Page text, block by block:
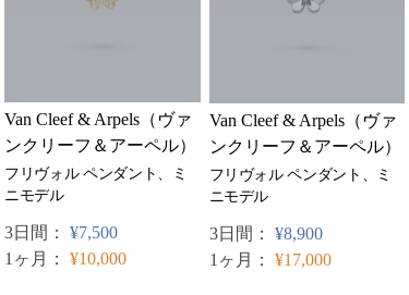
Van Cleef & Arpels（ヴァ
ンクリーフ＆アーペル）
フリヴォル ペンダント、ミ
ニモデル
3日間： ¥7,500
1ヶ月： ¥10,000
Van Cleef & Arpels（ヴァ
ンクリーフ＆アーペル）
フリヴォル ペンダント、ミ
ニモデル
3日間： ¥8,900
1ヶ月： ¥17,000